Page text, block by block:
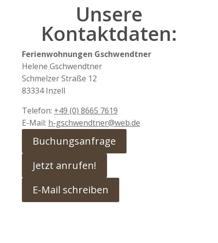
Unsere
Kontaktdaten:
Ferienwohnungen Gschwendtner
Helene Gschwendtner
Schmelzer Straße 12
83334 Inzell
Telefon: +49 (0) 8665 7619
E-Mail: h-gschwendtner@web.de
Buchungsanfrage
Jetzt anrufen!
E-Mail schreiben